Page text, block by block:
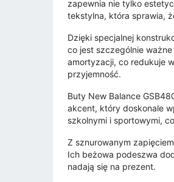
zapewnia nie tylko
tekstylna, która sprawia,
Dzięki specjalnej
co jest szczególnie
amortyzacji, co redukuje
przyjemność.
Buty New Balance
akcent, który doskonale
szkolnymi i sportowymi,
Z sznurowanym
Ich beżowa podeszwa
nadają się na prezent.